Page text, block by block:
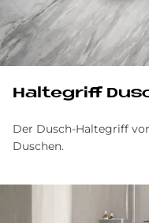
Hal­te­griff
Der Dusch-Haltegriff
Duschen.